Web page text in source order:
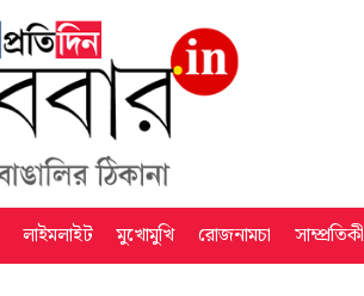
লাইমলাইট মুখোমুখি রোজনামচা সাম্প্রতিকী